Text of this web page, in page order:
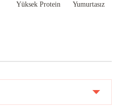
Yüksek Protein Yumurtasız